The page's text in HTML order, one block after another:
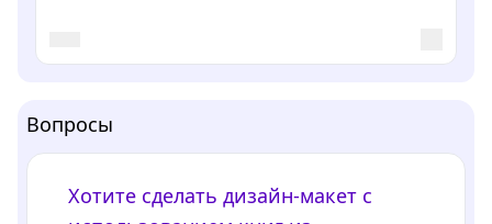
Вопросы
Хотите сделать дизайн-макет с